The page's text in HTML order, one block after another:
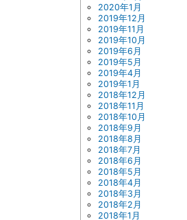
2020年1月
2019年12月
2019年11月
2019年10月
2019年6月
2019年5月
2019年4月
2019年1月
2018年12月
2018年11月
2018年10月
2018年9月
2018年8月
2018年7月
2018年6月
2018年5月
2018年4月
2018年3月
2018年2月
2018年1月